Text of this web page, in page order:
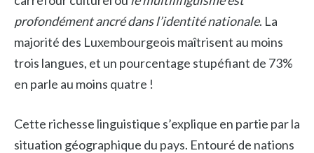
profondément ancré dans l’identité nationale. La
majorité des Luxembourgeois maîtrisent au moins
trois langues, et un pourcentage stupéfiant de 73%
en parle au moins quatre !
Cette richesse linguistique s’explique en partie par la
situation géographique du pays. Entouré de nations